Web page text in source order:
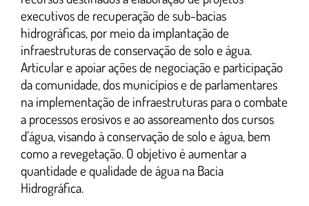
executivos de recuperação de sub-bacias
hidrográficas, por meio da implantação de
infraestruturas de conservação de solo e água.
Articular e apoiar ações de negociação e participação
da comunidade, dos municípios e de parlamentares
na implementação de infraestruturas para o combate
a processos erosivos e ao assoreamento dos cursos
d’água, visando à conservação de solo e água, bem
como a revegetação. O objetivo é aumentar a
quantidade e qualidade de água na Bacia
Hidrográfica.